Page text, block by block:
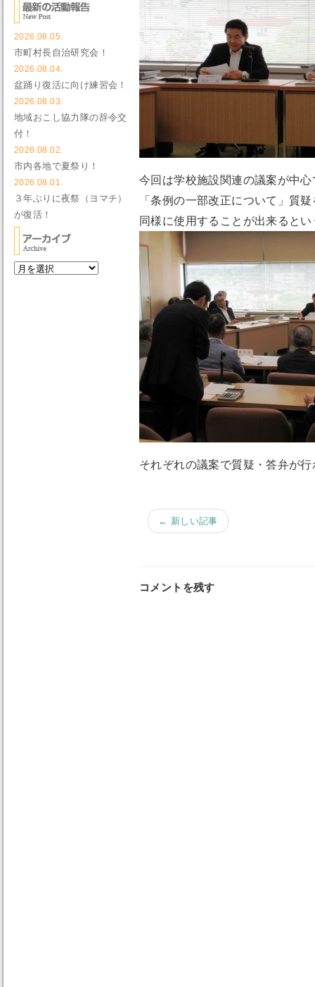
今回は学校施設関連の議案が中
「条例の一部改正について」質
同様に使用することが出来ると
それぞれの議案で質疑・答弁が
← 新しい記事
コメントを残す
2026.08.05.
市町村長自治研究会！
2026.08.04.
盆踊り復活に向け練習会！
2026.08.03.
地域おこし協力隊の辞令交
付！
2026.08.02.
市内各地で夏祭り！
2026.08.01.
３年ぶりに夜祭（ヨマチ）
が復活！